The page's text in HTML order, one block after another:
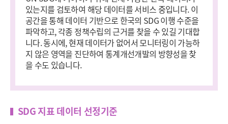
있는지를 검토하여 해당 데이터를 서비스 중입니다. 이
공간을 통해 데이터 기반으로 한국의 SDG 이행 수준을
파악하고, 각종 정책수립의 근거를 찾을 수 있길 기대합
니다. 동시에, 현재 데이터가 없어서 모니터링이 가능하
지 않은 영역을 진단하여 통계개선개발의 방향성을 찾
을 수도 있습니다.
SDG 지표 데이터 선정기준